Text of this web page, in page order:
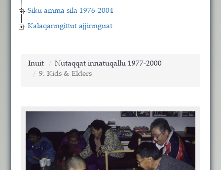
Siku amma sila 1976-2004
Kalaqanngittut ajjinnguat
Inuit
Nutaqqat innatuqallu 1977-2000
9. Kids & Elders